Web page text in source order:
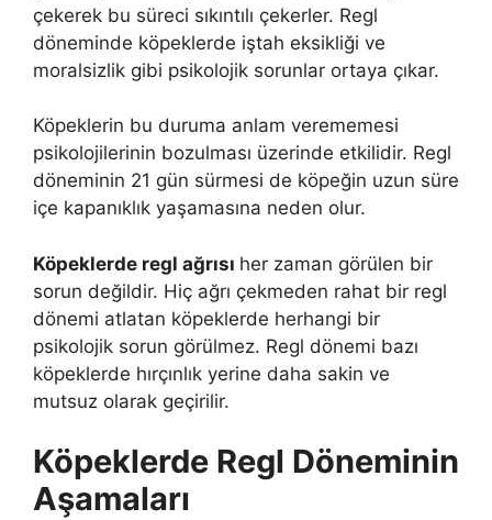
çekerek bu süreci sıkıntılı çekerler. Regl
döneminde köpeklerde iştah eksikliği ve
moralsizlik gibi psikolojik sorunlar ortaya çıkar.
Köpeklerin bu duruma anlam verememesi
psikolojilerinin bozulması üzerinde etkilidir. Regl
döneminin 21 gün sürmesi de köpeğin uzun süre
içe kapanıklık yaşamasına neden olur.
Köpeklerde regl ağrısı her zaman görülen bir
sorun değildir. Hiç ağrı çekmeden rahat bir regl
dönemi atlatan köpeklerde herhangi bir
psikolojik sorun görülmez. Regl dönemi bazı
köpeklerde hırçınlık yerine daha sakin ve
mutsuz olarak geçirilir.
Köpeklerde Regl Döneminin
Aşamaları